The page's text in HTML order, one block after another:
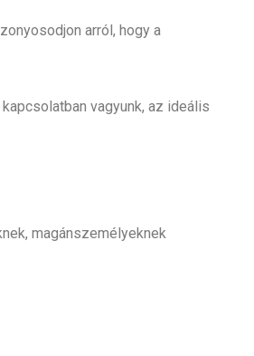
arról, hogy a
vagyunk, az ideális
magánszemélyeknek